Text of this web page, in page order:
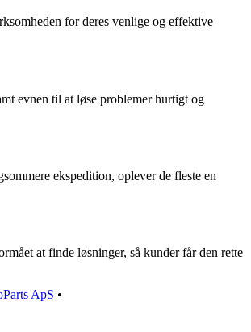
for deres venlige og effektive
evnen til at løse problemer hurtigt og
ekspedition, oplever de fleste en
at finde løsninger, så kunder får den rette
ApS •